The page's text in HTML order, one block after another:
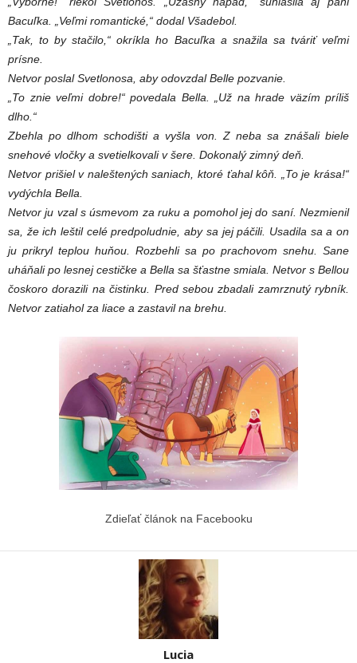
Bacuľka. „Veľmi romantické,“ dodal Všadebol.
„Tak, to by stačilo,“ okríkla ho Bacuľka a snažila sa tváriť veľmi
prísne.
Netvor poslal Svetlonosa, aby odovzdal Belle pozvanie.
„To znie veľmi dobre!“ povedala Bella. „Už na hrade väzím príliš
dlho.“
Zbehla po dlhom schodišti a vyšla von. Z neba sa znášali biele
snehové vločky a svetielkovali v šere. Dokonalý zimný deň.
Netvor prišiel v naleštených saniach, ktoré ťahal kôň. „To je krása!“
vydýchla Bella.
Netvor ju vzal s úsmevom za ruku a pomohol jej do saní. Nezmienil
sa, že ich leštil celé predpoludnie, aby sa jej páčili. Usadila sa a on
ju prikryl teplou huňou. Rozbehli sa po prachovom snehu. Sane
uháňali po lesnej cestičke a Bella sa šťastne smiala. Netvor s Bellou
čoskoro dorazili na čistinku. Pred sebou zbadali zamrznutý rybník.
Netvor zatiahol za liace a zastavil na brehu.
Zdieľať článok na Facebooku
Lucia